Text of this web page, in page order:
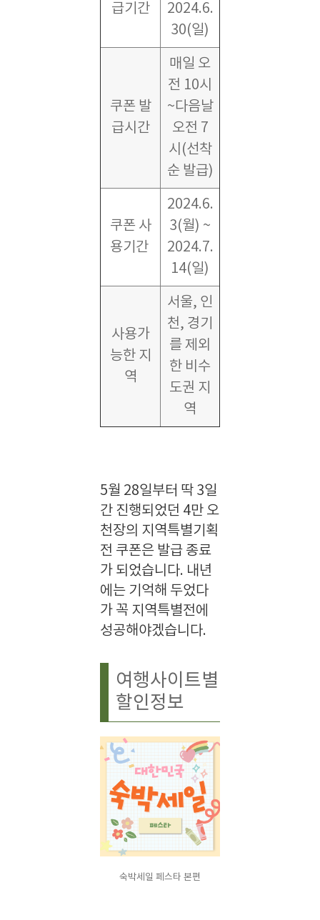
급기간
2024.6.
30(일)
쿠폰 발
급시간
매일 오
전 10시
~다음날
오전 7
시(선착
순 발급)
쿠폰 사
용기간
2024.6.
3(월) ~
2024.7.
14(일)
사용가
능한 지
역
서울, 인
천, 경기
를 제외
한 비수
도권 지
역
5월 28일부터 딱 3일
간 진행되었던 4만 오
천장의 지역특별기획
전 쿠폰은 발급 종료
가 되었습니다. 내년
에는 기억해 두었다
가 꼭 지역특별전에
성공해야겠습니다.
여행사이트별
할인정보
숙박세일 페스타 본편